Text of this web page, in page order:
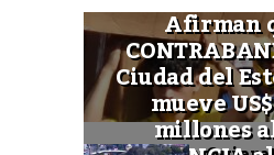
Afirman
Ciudad del
mueve
millones